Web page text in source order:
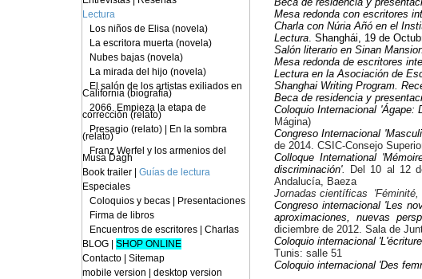
Mesa redonda con escritores
Charla con Núria Añó en el
Lectura. Shanghái, 19 de
Salón literario en Sinan
Mesa redonda de escritores
Lectura en la Asociación de
Shanghai Writing Program.
Beca de residencia y
Coloquio Internacional 'Ágape:
Mágina)
Congreso Internacional
de 2014. CSIC-Consejo
Colloque International
discriminación'.
Del 10 al 12
Andalucía, Baeza
Jornadas científicas 'Féminité,
Congreso internacional 'Les
aproximaciones, nuevas
diciembre de 2012. Sala de
Coloquio internacional
Tunis: salle 51
Coloquio internacional 'Des
Lectura
Los niños de Elisa (novela)
La escritora muerta (novela)
Nubes bajas (novela)
La mirada del hijo (novela)
El salón de los artistas exiliados en
California (biografía)
2066. Empieza la etapa de
corrección (relato)
Presagio (relato)| En la sombra
(relato)
Franz Werfel y los armenios del
Musa Dagh
Book trailer| Guías de lectura
Especiales
Coloquios y becas|
Presentaciones
Firma de libros
Encuentros de escritores| Charlas
BLOG| SHOP ONLINE
Contacto| Sitemap
mobile version
desktop version